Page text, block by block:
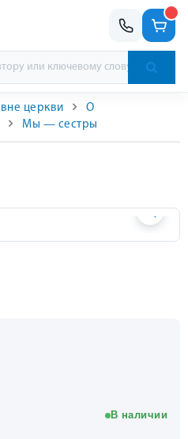
церкви
О
Мы — сестры
В наличии